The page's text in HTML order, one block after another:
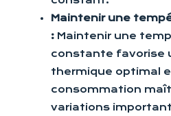
Maintenir une
: Maintenir une
constante favorise
thermique optimal
consommation
variations